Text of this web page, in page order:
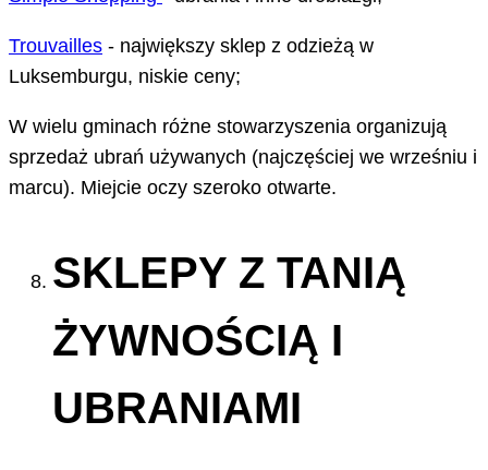
Trouvailles - największy sklep z odzieżą w
Luksemburgu, niskie ceny;
W wielu gminach różne stowarzyszenia organizują
sprzedaż ubrań używanych (najczęściej we wrześniu i
marcu). Miejcie oczy szeroko otwarte.
SKLEPY Z TANIĄ
ŻYWNOŚCIĄ I
UBRANIAMI